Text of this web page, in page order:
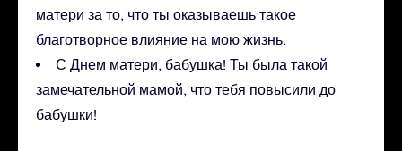
матери за то, что ты оказываешь такое
благотворное влияние на мою жизнь.
С Днем матери, бабушка! Ты была такой
замечательной мамой, что тебя повысили до
бабушки!